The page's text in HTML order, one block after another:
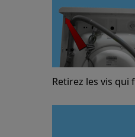
Retirez les vis qui